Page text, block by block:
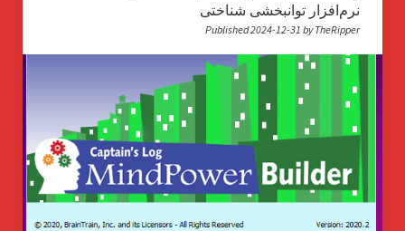
نرم‌افزار توانبخشی شناختی
Published 2024-12-31 by TheRipper